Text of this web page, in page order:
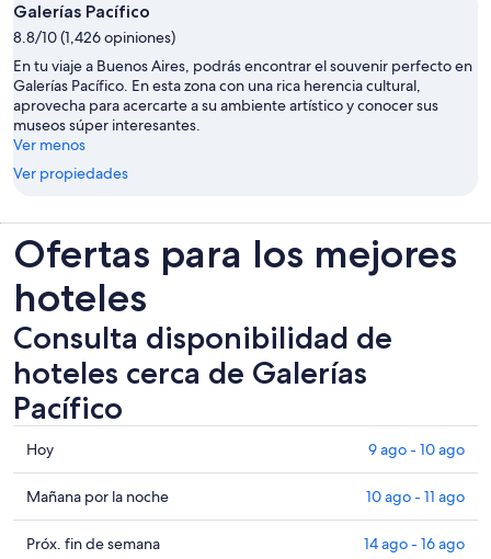
Galerías Pacífico
8.8/10 (1,426 opiniones)
En tu viaje a Buenos Aires, podrás encontrar el souvenir perfecto en
Galerías Pacífico. En esta zona con una rica herencia cultural,
aprovecha para acercarte a su ambiente artístico y conocer sus
museos súper interesantes.
Ver menos
Ver propiedades
Ofertas para los mejores
hoteles
Consulta disponibilidad de
hoteles cerca de Galerías
Pacífico
Consultar
los
precios
cerca
de
Hoy 9 ago - 10 ago
Consultar
precios
cerca
Mañana por la noche 10 ago - 11 ago
Consultar
Próx. fin de semana 14 ago - 16 ago